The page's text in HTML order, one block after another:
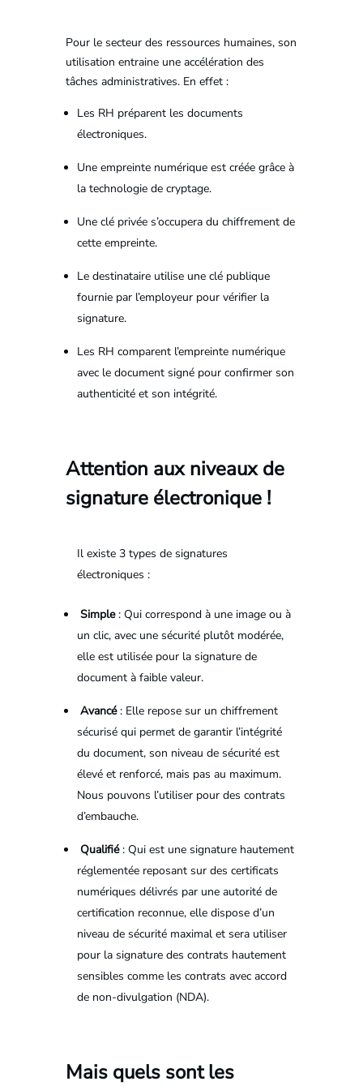
Pour le secteur des ressources humaines, son
utilisation entraine une accélération des
tâches administratives. En effet :
Les RH préparent les documents
électroniques.
Une empreinte numérique est créée grâce à
la technologie de cryptage.
Une clé privée s’occupera du chiffrement de
cette empreinte.
Le destinataire utilise une clé publique
fournie par l’employeur pour vérifier la
signature.
Les RH comparent l’empreinte numérique
avec le document signé pour confirmer son
authenticité et son intégrité.
Attention aux niveaux de
signature électronique !
Il existe 3 types de signatures
électroniques :
Simple: Qui correspond à une image ou à
un clic, avec une sécurité plutôt modérée,
elle est utilisée pour la signature de
document à faible valeur.
Avancé: Elle repose sur un chiffrement
sécurisé qui permet de garantir l’intégrité
du document, son niveau de sécurité est
élevé et renforcé, mais pas au maximum.
Nous pouvons l’utiliser pour des contrats
d’embauche.
Qualifié: Qui est une signature hautement
réglementée reposant sur des certificats
numériques délivrés par une autorité de
certification reconnue, elle dispose d’un
niveau de sécurité maximal et sera utiliser
pour la signature des contrats hautement
sensibles comme les contrats avec accord
de non-divulgation (NDA).
Mais quels sont les